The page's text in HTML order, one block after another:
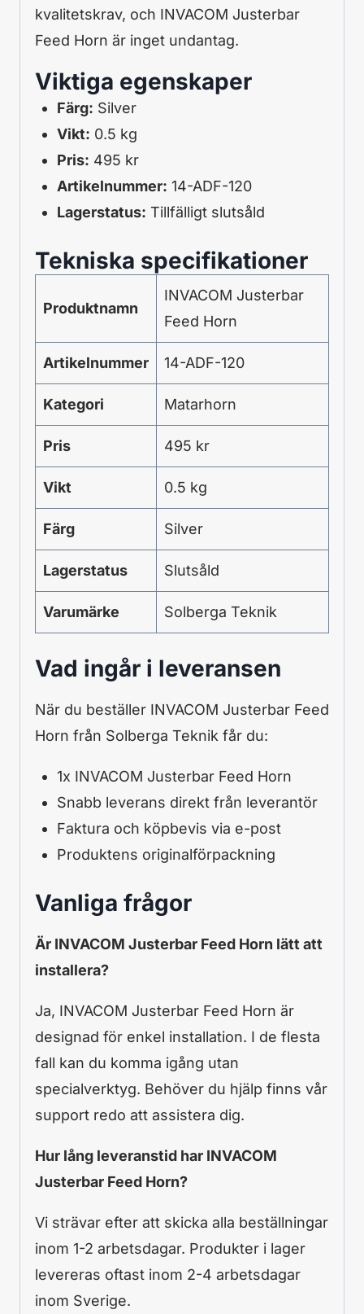
kvalitetskrav, och INVACOM Justerbar
Feed Horn är inget undantag.
Viktiga egenskaper
Färg: Silver
Vikt: 0.5 kg
Pris: 495 kr
Artikelnummer: 14-ADF-120
Lagerstatus: Tillfälligt slutsåld
Tekniska specifikationer
Produktnamn
INVACOM Justerbar
Feed Horn
Artikelnummer 14-ADF-120
Kategori Matarhorn
Pris 495 kr
Vikt 0.5 kg
Färg Silver
Lagerstatus Slutsåld
Varumärke Solberga Teknik
Vad ingår i leveransen
När du beställer INVACOM Justerbar Feed
Horn från Solberga Teknik får du:
1x INVACOM Justerbar Feed Horn
Snabb leverans direkt från leverantör
Faktura och köpbevis via e-post
Produktens originalförpackning
Vanliga frågor
Är INVACOM Justerbar Feed Horn lätt att
installera?
Ja, INVACOM Justerbar Feed Horn är
designad för enkel installation. I de flesta
fall kan du komma igång utan
specialverktyg. Behöver du hjälp finns vår
support redo att assistera dig.
Hur lång leveranstid har INVACOM
Justerbar Feed Horn?
Vi strävar efter att skicka alla beställningar
inom 1-2 arbetsdagar. Produkter i lager
levereras oftast inom 2-4 arbetsdagar
inom Sverige.